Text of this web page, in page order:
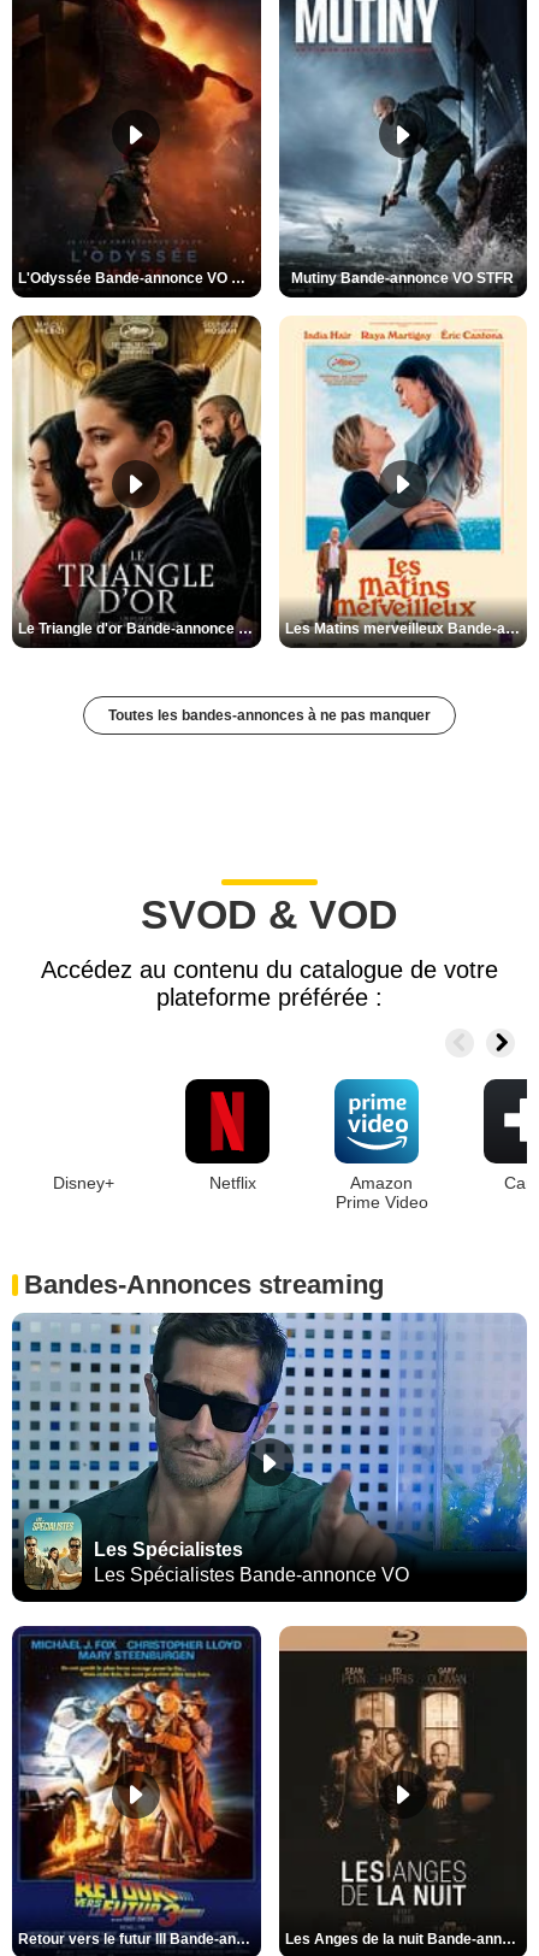
L'Odyssée Bande-annonce VO STFR Mutiny Bande-annonce VO STFR
Le Triangle d'or Bande-annonce VF Les Matins merveilleux Bande-annonce VF
Toutes les bandes-annonces à ne pas manquer
SVOD & VOD
Accédez au contenu du catalogue de votre
plateforme préférée :
Disney+ Netflix
Amazon
Prime Video
Bandes-Annonces streaming
Les Spécialistes
Les Spécialistes Bande-annonce VO
Retour vers le futur III Bande-annonce VO Les Anges de la nuit Bande-annonce VO